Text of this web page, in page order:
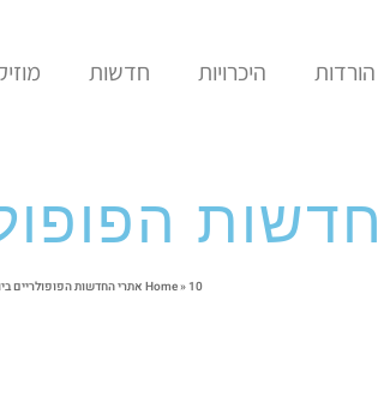
הורדות היכרויות חדשות
Home» 10 אתרי החדשות הפופולריים ביותר בישראל